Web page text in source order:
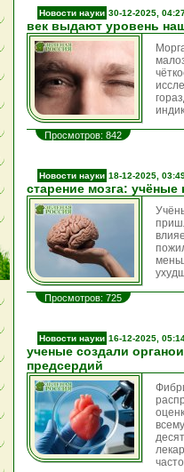
Новости науки 30-12-2025,
век выдают уровень
Просмотров: 842
Новости науки 18-12-2025,
старение мозга:
Просмотров: 725
Новости науки 16-12-2025,
ученые создали
предсердий
часто